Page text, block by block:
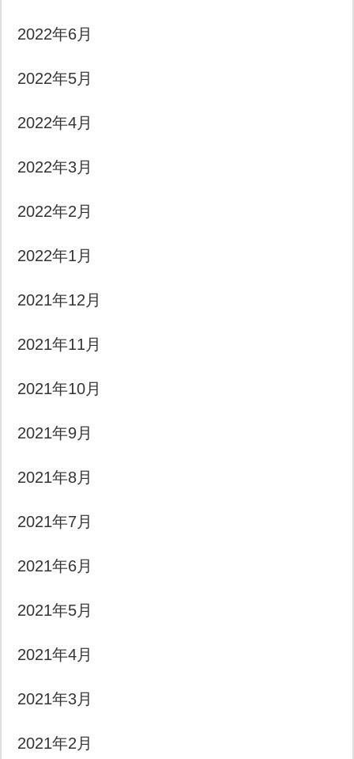
2022年6月
2022年5月
2022年4月
2022年3月
2022年2月
2022年1月
2021年12月
2021年11月
2021年10月
2021年9月
2021年8月
2021年7月
2021年6月
2021年5月
2021年4月
2021年3月
2021年2月